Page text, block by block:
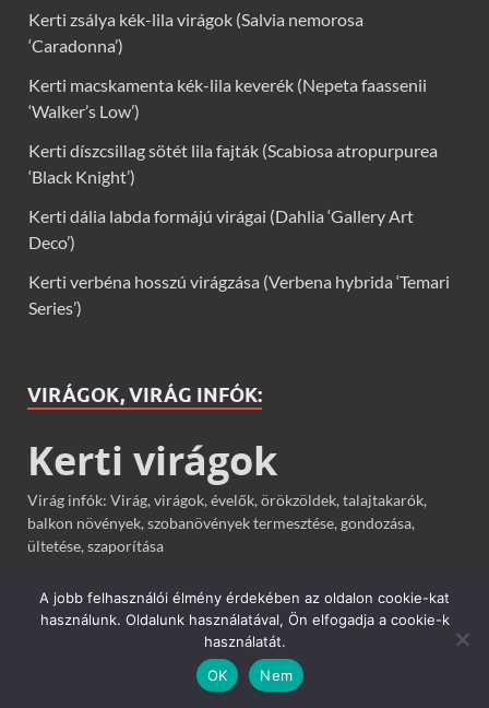
Kerti zsálya kék-lila virágok (Salvia nemorosa
‘Caradonna’)
Kerti macskamenta kék-lila keverék (Nepeta faassenii
‘Walker’s Low’)
Kerti díszcsillag sötét lila fajták (Scabiosa atropurpurea
‘Black Knight’)
Kerti dália labda formájú virágai (Dahlia ‘Gallery Art
Deco’)
Kerti verbéna hosszú virágzása (Verbena hybrida ‘Temari
Series’)
VIRÁGOK, VIRÁG INFÓK:
Kerti virágok
Virág infók: Virág, virágok, évelők, örökzöldek, talajtakarók,
balkon növények, szobanövények termesztése, gondozása,
ültetése, szaporítása
TÁRSOLDALAK
A jobb felhasználói élmény érdekében az oldalon cookie-kat
használunk. Oldalunk használatával, Ön elfogadja a cookie-k
használatát.
OK
Nem